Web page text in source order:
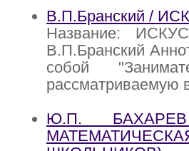
В.П.Бранский /
Название:
В.П.Бранский
собой
рассматриваемую
Ю.П.